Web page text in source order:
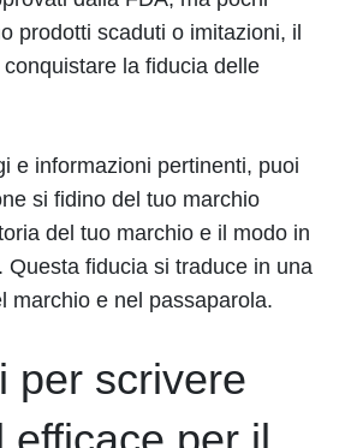
prodotti scaduti o imitazioni, il
la fiducia delle
e informazioni pertinenti, puoi
si fidino del tuo marchio
del tuo marchio e il modo in
Questa fiducia si traduce in una
marchio e nel passaparola.
per scrivere